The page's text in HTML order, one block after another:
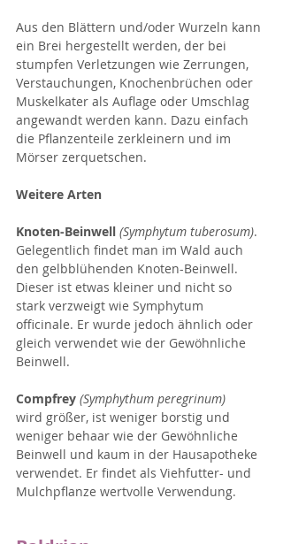
Aus den Blättern und/oder Wurzeln kann
ein Brei hergestellt werden, der bei
stumpfen Verletzungen wie Zerrungen,
Verstauchungen, Knochenbrüchen oder
Muskelkater als Auflage oder Umschlag
angewandt werden kann. Dazu einfach
die Pflanzenteile zerkleinern und im
Mörser zerquetschen.
Weitere Arten
Knoten-Beinwell (Symphytum tuberosum).
Gelegentlich findet man im Wald auch
den gelbblühenden Knoten-Beinwell.
Dieser ist etwas kleiner und nicht so
stark verzweigt wie Symphytum
officinale. Er wurde jedoch ähnlich oder
gleich verwendet wie der Gewöhnliche
Beinwell.
Compfrey (Symphythum peregrinum)
wird größer, ist weniger borstig und
weniger behaar wie der Gewöhnliche
Beinwell und kaum in der Hausapotheke
verwendet. Er findet als Viehfutter- und
Mulchpflanze wertvolle Verwendung.